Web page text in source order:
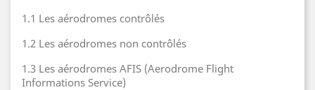
1.1 Les aérodromes contrôlés
1.2 Les aérodromes non contrôlés
1.3 Les aérodromes AFIS (Aerodrome Flight
Informations Service)